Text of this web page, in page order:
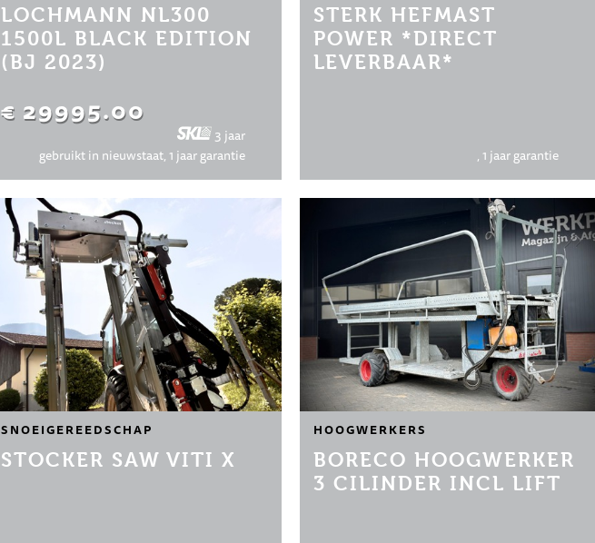
LOCHMANN NL300
1500L BLACK EDITION
(BJ 2023)
€ 29995.00
3 jaar
gebruikt in nieuwstaat, 1 jaar garantie
STERK HEFMAST
POWER *DIRECT
LEVERBAAR*
, 1 jaar garantie
SNOEIGEREEDSCHAP
STOCKER SAW VITI X
HOOGWERKERS
BORECO HOOGWERKER
3 CILINDER INCL LIFT